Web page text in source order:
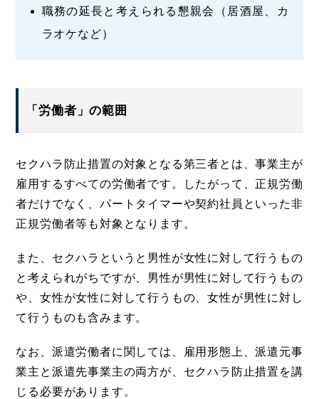
職務の延長と考えられる懇親会（居酒屋、カ
ラオケなど）
「労働者」の範囲
セクハラ防止措置の対象となる第三者とは、事業主が
雇用するすべての労働者です。したがって、正規労働
者だけでなく、パートタイマーや契約社員といった非
正規労働者等も対象となります。
また、セクハラというと男性が女性に対して行うもの
と考えられがちですが、男性が男性に対して行うもの
や、女性が女性に対して行うもの、女性が男性に対し
て行うものも含みます。
なお、派遣労働者に関しては、雇用形態上、派遣元事
業主と派遣先事業主の両方が、セクハラ防止措置を講
じる必要があります。